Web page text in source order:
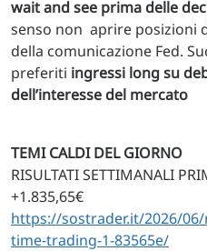
wait and see prima delle
senso non aprire posizioni
della comunicazione Fed.
preferiti ingressi long su
dell’interesse del mercato
TEMI CALDI DEL GIORNO
RISULTATI SETTIMANALI
+1.835,65€
https://sostrader.it/2026/
time-trading-1-83565e/